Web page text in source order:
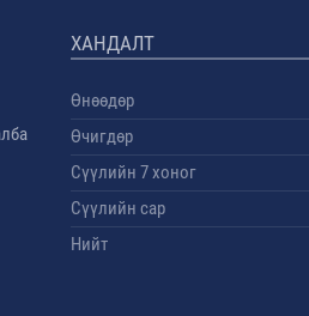
ХАНДАЛТ
Өнөөдөр
Өчигдөр
Сүүлийн 7 хоног
Сүүлийн сар
Нийт